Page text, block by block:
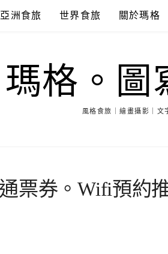
亞洲食旅 世界食旅 關於瑪格
瑪格。圖
風格食旅｜繪畫攝影｜文
票券。Wifi預約